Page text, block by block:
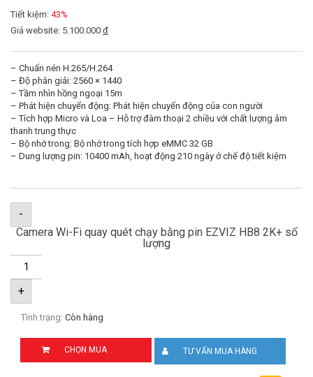
Tiết kiệm: 43%
Giá website: 5.100.000 đ
– Chuấn nén H.265/H.264
– Độ phân giải: 2560 × 1440
– Tầm nhìn hồng ngoại 15m
– Phát hiện chuyển động: Phát hiện chuyển động của con người
– Tích hợp Micro và Loa – Hỗ trợ đàm thoại 2 chiều với chất lượng âm
thanh trung thực
– Bộ nhớ trong: Bộ nhớ trong tích hợp eMMC 32 GB
– Dung lượng pin: 10400 mAh, hoạt động 210 ngày ở chế độ tiết kiệm
-
Camera Wi-Fi quay quét chạy bằng pin EZVIZ HB8 2K+ số
lượng
+
Tình trạng: Còn hàng
CHỌN MUA TƯ VẤN MUA HÀNG